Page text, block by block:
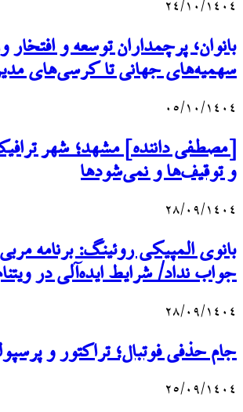
۲۴/۱۰/۱۴۰۴
بانوان، پرچمداران توسعه و
سهمیه‌های جهانی تا کرسی‌های
۰۵/۱۰/۱۴۰۴
[مصطفی داننده] مشهد؛ شهر
و توقیف‌ها و نمی‌شودها
۲۸/۰۹/۱۴۰۴
بانوی المپیکی روئینگ: برنامه
جواب نداد/ شرایط ایده‌آلی در
۲۸/۰۹/۱۴۰۴
جام حذفی فوتبال؛ تراکتور و
۲۵/۰۹/۱۴۰۴